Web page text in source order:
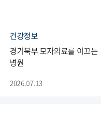
건강정보
경기북부 모자의료를 이끄는
병원
2026.07.13